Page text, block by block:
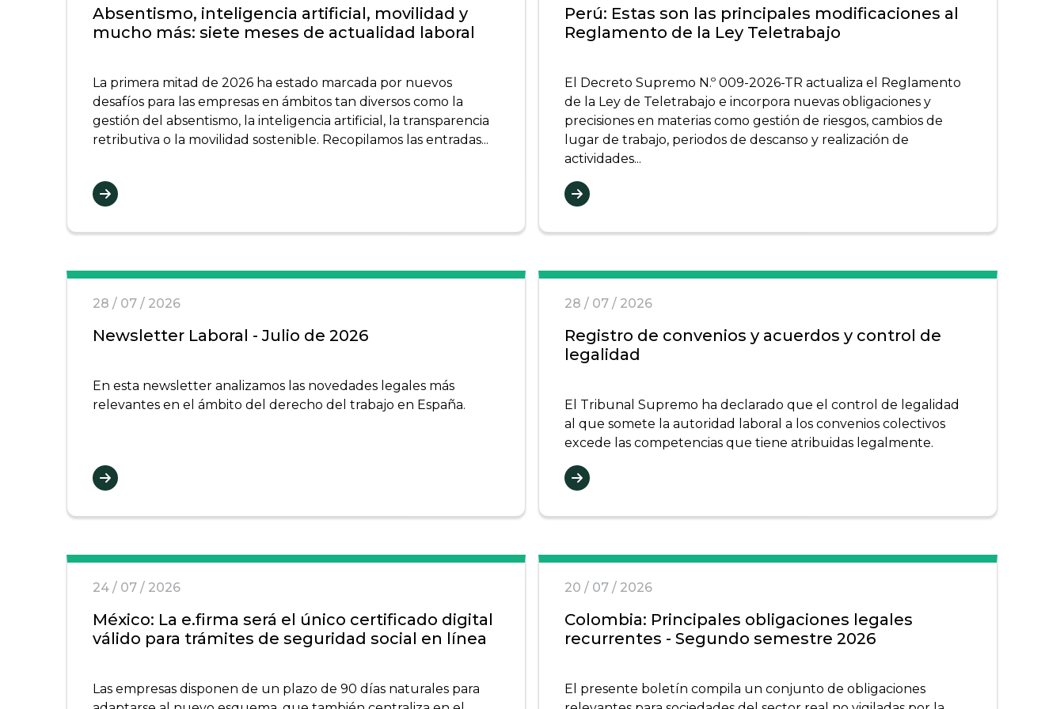
Absentismo, inteligencia artificial, movilidad y
mucho más: siete meses de actualidad laboral
La primera mitad de 2026 ha estado marcada por nuevos
desafíos para las empresas en ámbitos tan diversos como la
gestión del absentismo, la inteligencia artificial, la transparencia
retributiva o la movilidad sostenible. Recopilamos las entradas...
Perú: Estas son las principales modificaciones al
Reglamento de la Ley Teletrabajo
El Decreto Supremo N.º 009-2026-TR actualiza el Reglamento
de la Ley de Teletrabajo e incorpora nuevas obligaciones y
precisiones en materias como gestión de riesgos, cambios de
lugar de trabajo, periodos de descanso y realización de
actividades...
28 / 07 / 2026
Newsletter Laboral - Julio de 2026
En esta newsletter analizamos las novedades legales más
relevantes en el ámbito del derecho del trabajo en España.
28 / 07 / 2026
Registro de convenios y acuerdos y control de
legalidad
El Tribunal Supremo ha declarado que el control de legalidad
al que somete la autoridad laboral a los convenios colectivos
excede las competencias que tiene atribuidas legalmente.
24 / 07 / 2026
México: La e.firma será el único certificado digital
válido para trámites de seguridad social en línea
Las empresas disponen de un plazo de 90 días naturales para
20 / 07 / 2026
Colombia: Principales obligaciones legales
recurrentes - Segundo semestre 2026
El presente boletín compila un conjunto de obligaciones